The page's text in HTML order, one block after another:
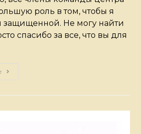
роль в том, чтобы я
защищенной. Не могу найти
спасибо за все, что вы для